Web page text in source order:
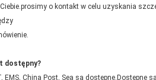
o kontakt w celu uzyskania
dostępny?
EMS, China Post, Sea są